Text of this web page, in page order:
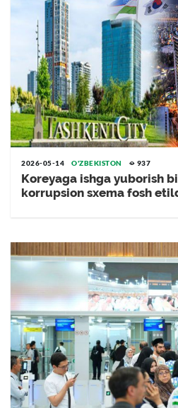
2026-05-14 O'ZBEKISTON 937
Koreyaga ishga yuborish
korrupsion sxema fosh